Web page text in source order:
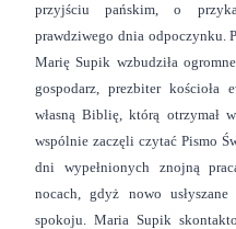
przyjściu pańskim, o
prawdziwego dnia odpoczynku.
Marię Supik wzbudziła
gospodarz, prezbiter kościoła
własną Biblię, którą otrzymał
wspólnie zaczęli czytać Pismo
dni wypełnionych znojną
nocach, gdyż nowo
spokoju. Maria Supik